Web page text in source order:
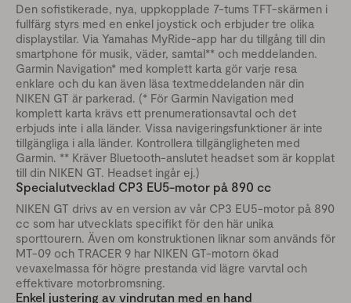
Den sofistikerade, nya, uppkopplade 7-tums TFT-skärmen i
fullfärg styrs med en enkel joystick och erbjuder tre olika
displaystilar. Via Yamahas MyRide-app har du tillgång till din
smartphone för musik, väder, samtal** och meddelanden.
Garmin Navigation* med komplett karta gör varje resa
enklare och du kan även läsa textmeddelanden när din
NIKEN GT är parkerad. (* För Garmin Navigation med
komplett karta krävs ett prenumerationsavtal och det
erbjuds inte i alla länder. Vissa navigeringsfunktioner är inte
tillgängliga i alla länder. Kontrollera tillgängligheten med
Garmin. ** Kräver Bluetooth-anslutet headset som är kopplat
till din NIKEN GT. Headset ingår ej.)
Specialutvecklad CP3 EU5-motor på 890 cc
NIKEN GT drivs av en version av vår CP3 EU5-motor på 890
cc som har utvecklats specifikt för den här unika
sporttourern. Även om konstruktionen liknar som används för
MT-09 och TRACER 9 har NIKEN GT-motorn ökad
vevaxelmassa för högre prestanda vid lägre varvtal och
effektivare motorbromsning.
Enkel justering av vindrutan med en hand